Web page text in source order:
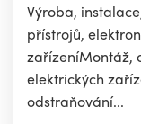
Výroba,
přístrojů,
zařízeníMontáž,
elektrických
odstraňování...